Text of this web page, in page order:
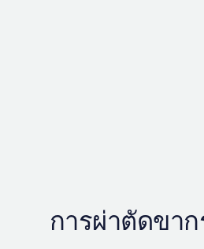
การผ่าตัดขา